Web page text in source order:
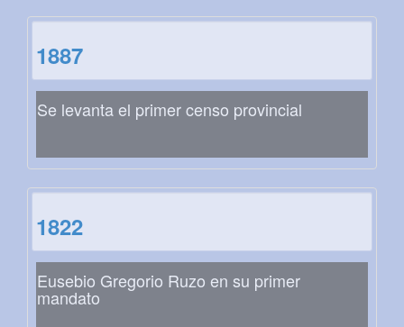
1887
Se levanta el primer censo provincial
1822
Eusebio Gregorio Ruzo en su primer
mandato